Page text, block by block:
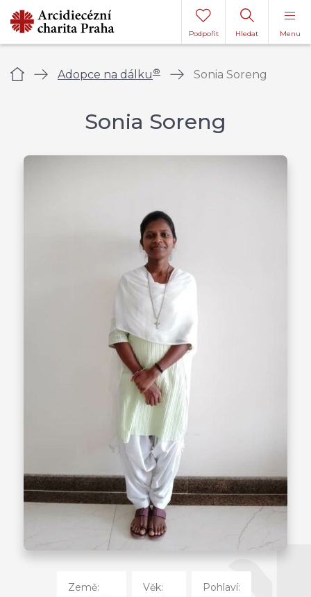
Menu
Hledat
Podpořit
Úvod Adopce na dálku ® Sonia Soreng
Sonia Soreng
Země: Věk: Pohlaví: